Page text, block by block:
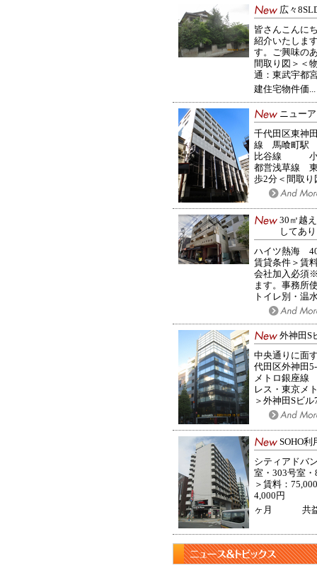
広々
皆さんこんに
紹介いたしま
す。ご興味の
間取り図＞＜
通：東武宇都
建住宅物件価...
ニュー
千代田区東神
線 馬喰町駅
比谷線 小
都営浅草線
歩2分＜間取
30㎡越
してあ
ハイツ熱海
賃貸条件＞賃
会社加入必須
ます。事務所
トイレ別・温
外神田S
中央通りに面
代田区外神
メトロ銀座線
レス・東京メ
＞外神田Sビ
SOHO
シティアドバ
室・303号室
＞賃料：
4,000円 賃
ヶ月 共益